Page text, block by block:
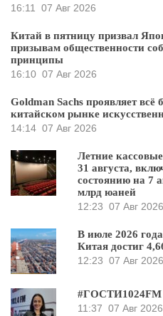
16:11
07 Авг 2026
Китай в пятницу призвал
призывам общественности
принципы
16:10 07 Авг 2026
Goldman Sachs проявляет
китайском рынке
14:14 07 Авг 2026
Летние
31 августа,
состоянию на 7
млрд юаней
12:23 07 Авг 2026
В июле 2026
Китая достиг
12:23 07 Авг 2026
11:37 07 Авг 2026